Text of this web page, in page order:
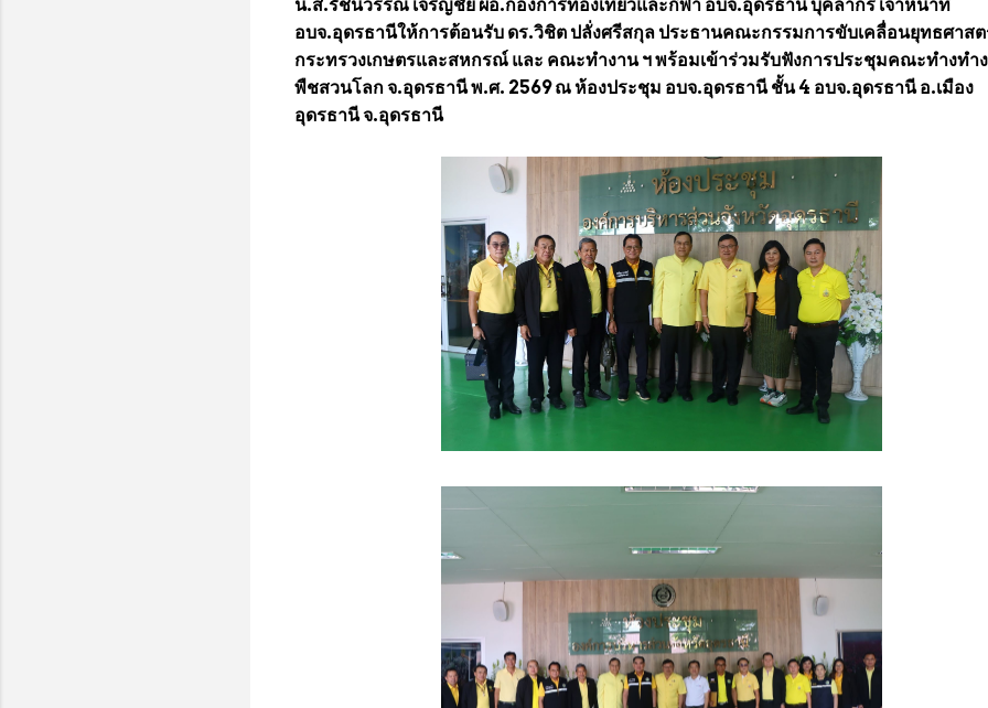
น.ส.รัชนีวรรณ เจริญชัย ผอ.กองการท่องเที่ยวและกีฬา อบจ.อุดรธานี บุคลากร เจ้าหน้าที่
อบจ.อุดรธานีให้การต้อนรับ ดร.วิชิต ปลั่งศรีสกุล ประธานคณะกรรมการขับเคลื่อนยุทธศาส
กระทรวงเกษตรและสหกรณ์ และ คณะทำงาน ฯ พร้อมเข้าร่วมรับฟังการประชุมคณะทำงทำ
พืชสวนโลก จ.อุดรธานี พ.ศ. 2569 ณ ห้องประชุม อบจ.อุดรธานี ชั้น 4 อบจ.อุดรธานี อ.เมือง
อุดรธานี จ.อุดรธานี